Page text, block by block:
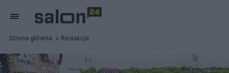
Strona główna Redakcja